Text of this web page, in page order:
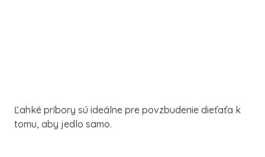
Ľahké príbory sú ideálne pre povzbudenie dieťaťa k
tomu, aby jedlo samo.